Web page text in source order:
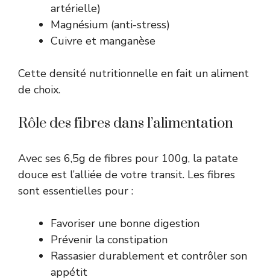
artérielle)
Magnésium (anti-stress)
Cuivre et manganèse
Cette densité nutritionnelle en fait un aliment
de choix.
Rôle des fibres dans l’alimentation
Avec ses 6,5g de fibres pour 100g, la patate
douce est l’alliée de votre transit. Les fibres
sont essentielles pour :
Favoriser une bonne digestion
Prévenir la constipation
Rassasier durablement et contrôler son
appétit